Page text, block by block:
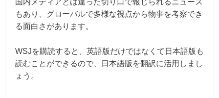
国内メディアとは違った切り口で報じられるニュース
もあり、グローバルで多様な視点から物事を考察でき
る面白さがあります。
WSJを購読すると、英語版だけではなくて日本語版も
読むことができるので、日本語版を翻訳に活用しまし
ょう。